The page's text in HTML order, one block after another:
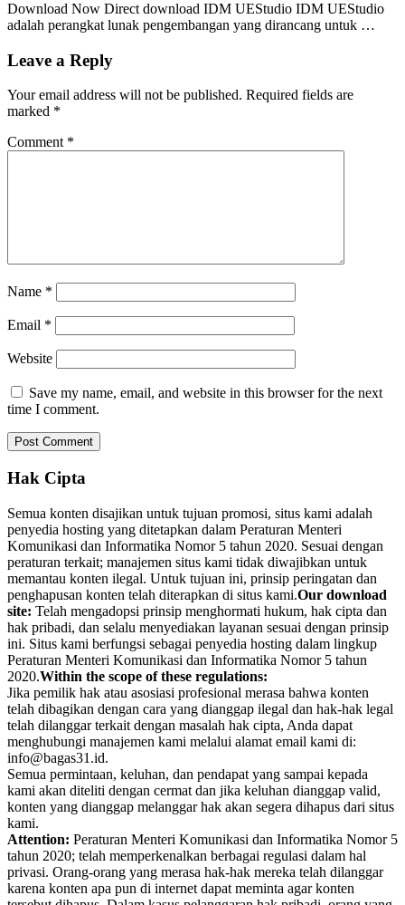
Download Now Direct download IDM UEStudio IDM UEStudio
adalah perangkat lunak pengembangan yang dirancang untuk …
Leave a Reply
Your email address will not be published. Required fields are
marked *
Comment *
Name *
Email *
Website
Save my name, email, and website in this browser for the next
time I comment.
Hak Cipta
Semua konten disajikan untuk tujuan promosi, situs kami adalah
penyedia hosting yang ditetapkan dalam Peraturan Menteri
Komunikasi dan Informatika Nomor 5 tahun 2020. Sesuai dengan
peraturan terkait; manajemen situs kami tidak diwajibkan untuk
memantau konten ilegal. Untuk tujuan ini, prinsip peringatan dan
penghapusan konten telah diterapkan di situs kami.Our download
site: Telah mengadopsi prinsip menghormati hukum, hak cipta dan
hak pribadi, dan selalu menyediakan layanan sesuai dengan prinsip
ini. Situs kami berfungsi sebagai penyedia hosting dalam lingkup
Peraturan Menteri Komunikasi dan Informatika Nomor 5 tahun
2020.Within the scope of these regulations:
Jika pemilik hak atau asosiasi profesional merasa bahwa konten
telah dibagikan dengan cara yang dianggap ilegal dan hak-hak legal
telah dilanggar terkait dengan masalah hak cipta, Anda dapat
menghubungi manajemen kami melalui alamat email kami di:
info@bagas31.id.
Semua permintaan, keluhan, dan pendapat yang sampai kepada
kami akan diteliti dengan cermat dan jika keluhan dianggap valid,
konten yang dianggap melanggar hak akan segera dihapus dari situs
kami.
Attention: Peraturan Menteri Komunikasi dan Informatika Nomor 5
tahun 2020; telah memperkenalkan berbagai regulasi dalam hal
privasi. Orang-orang yang merasa hak-hak mereka telah dilanggar
karena konten apa pun di internet dapat meminta agar konten